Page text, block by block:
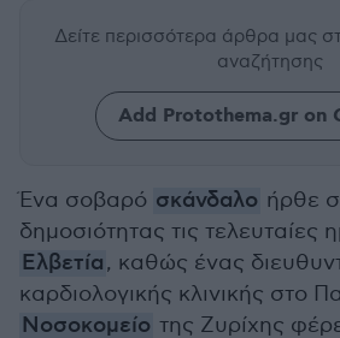
Δείτε περισσότερα άρθρα μας
αναζήτησης
Add Protothema.gr on
Ένα σοβαρό σκάνδαλο ήρθε
δημοσιότητας τις τελευταίες
Ελβετία, καθώς ένας
καρδιολογικής κλινικής στο
Νοσοκομείο της Ζυρίχης